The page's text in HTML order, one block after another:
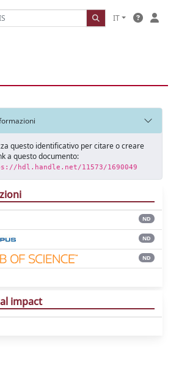
IT
questo identificativo per citare o creare
a questo documento:
hdl.handle.net/11573/1690049
ND
ND
ND
impact